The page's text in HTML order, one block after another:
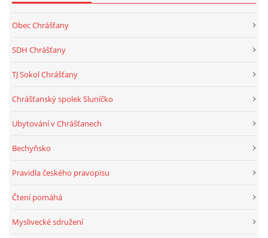
Obec Chrášťany
SDH Chrášťany
TJ Sokol Chrášťany
Chrášťanský spolek Sluníčko
Ubytování v Chrášťanech
Bechyňsko
Pravidla českého pravopisu
Čtení pomáhá
Myslivecké sdružení